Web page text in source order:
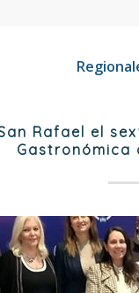
Rafael el
Gastronómica